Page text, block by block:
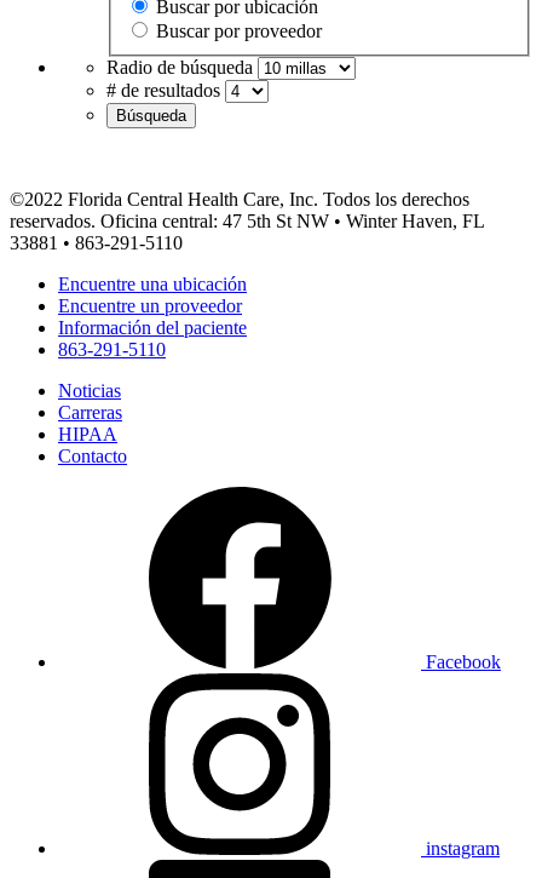
Buscar por ubicación
Buscar por proveedor
Radio de búsqueda
# de resultados
Búsqueda
©2022 Florida Central Health Care, Inc. Todos los derechos
reservados. Oficina central: 47 5th St NW • Winter Haven, FL
33881 • 863-291-5110
Encuentre una ubicación
Encuentre un proveedor
Información del paciente
863-291-5110
Noticias
Carreras
HIPAA
Contacto
Facebook
instagram